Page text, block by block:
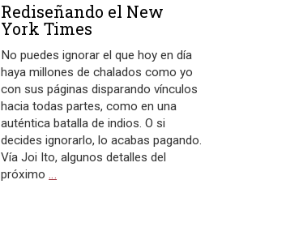
Rediseñando el New
York Times
No puedes ignorar el que hoy en día
haya millones de chalados como yo
con sus páginas disparando vínculos
hacia todas partes, como en una
auténtica batalla de indios. O si
decides ignorarlo, lo acabas pagando.
Vía Joi Ito, algunos detalles del
próximo…